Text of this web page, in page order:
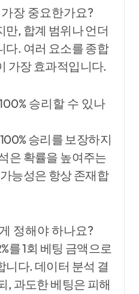
장 중요한가요?
다. 여러 요소를 종합
가장 효과적입니다.
승리할 수 있나
은 확률을 높여주는
능성은 항상 존재합
정해야 하나요?
니다. 데이터 분석 결
, 과도한 베팅은 피해